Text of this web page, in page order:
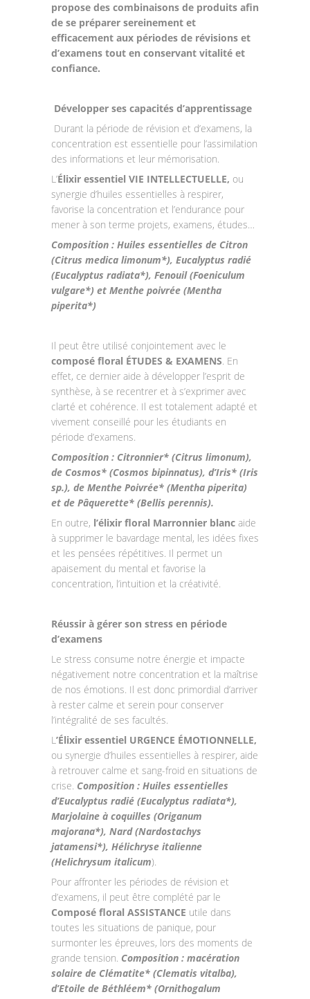
propose des combinaisons de produits afin
de se préparer sereinement et
efficacement aux périodes de révisions et
d’examens tout en conservant vitalité et
confiance.
Développer ses capacités d’apprentissage
Durant la période de révision et d’examens, la
concentration est essentielle pour l’assimilation
des informations et leur mémorisation.
L’Élixir essentiel VIE INTELLECTUELLE, ou
synergie d’huiles essentielles à respirer,
favorise la concentration et l’endurance pour
mener à son terme projets, examens, études…
Composition : Huiles essentielles de Citron
(Citrus medica limonum*), Eucalyptus radié
(Eucalyptus radiata*), Fenouil (Foeniculum
vulgare*) et Menthe poivrée (Mentha
piperita*)
Il peut être utilisé conjointement avec le
composé floral ÉTUDES & EXAMENS. En
effet, ce dernier aide à développer l’esprit de
synthèse, à se recentrer et à s’exprimer avec
clarté et cohérence. Il est totalement adapté et
vivement conseillé pour les étudiants en
période d’examens.
Composition : Citronnier* (Citrus limonum),
de Cosmos* (Cosmos bipinnatus), d’Iris* (Iris
sp.), de Menthe Poivrée* (Mentha piperita)
et de Pâquerette* (Bellis perennis).
En outre, l’élixir floral Marronnier blanc aide
à supprimer le bavardage mental, les idées fixes
et les pensées répétitives. Il permet un
apaisement du mental et favorise la
concentration, l’intuition et la créativité.
Réussir à gérer son stress en période
d’examens
Le stress consume notre énergie et impacte
négativement notre concentration et la maîtrise
de nos émotions. Il est donc primordial d’arriver
à rester calme et serein pour conserver
l’intégralité de ses facultés.
L’Élixir essentiel URGENCE ÉMOTIONNELLE,
ou synergie d’huiles essentielles à respirer, aide
à retrouver calme et sang-froid en situations de
crise. Composition : Huiles essentielles
d’Eucalyptus radié (Eucalyptus radiata*),
Marjolaine à coquilles (Origanum
majorana*), Nard (Nardostachys
jatamensi*), Hélichryse italienne
(Helichrysum italicum).
Pour affronter les périodes de révision et
d’examens, il peut être complété par le
Composé floral ASSISTANCE utile dans
toutes les situations de panique, pour
surmonter les épreuves, lors des moments de
grande tension. Composition : macération
solaire de Clématite* (Clematis vitalba),
d’Etoile de Béthléem* (Ornithogalum